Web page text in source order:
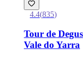
4.4(835)
Tour de
Vale do Yarra